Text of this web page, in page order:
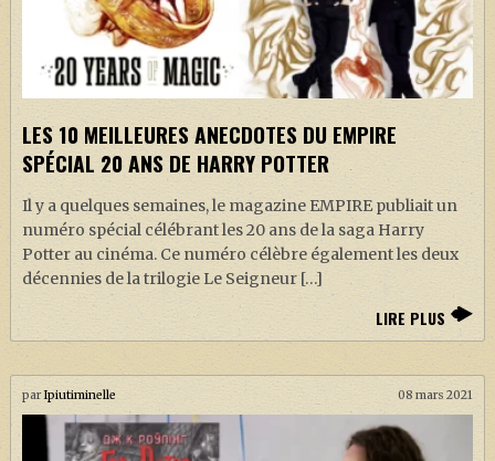
LES 10 MEILLEURES ANECDOTES DU EMPIRE
SPÉCIAL 20 ANS DE HARRY POTTER
Il y a quelques semaines, le magazine EMPIRE publiait un
numéro spécial célébrant les 20 ans de la saga Harry
Potter au cinéma. Ce numéro célèbre également les deux
décennies de la trilogie Le Seigneur […]
LIRE PLUS
parIpiutiminelle 08 mars 2021